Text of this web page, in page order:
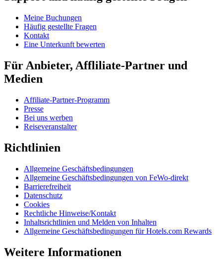
Meine Buchungen
Häufig gestellte Fragen
Kontakt
Eine Unterkunft bewerten
Für Anbieter, Affliliate-Partner und
Medien
Affiliate-Partner-Programm
Presse
Bei uns werben
Reiseveranstalter
Richtlinien
Allgemeine Geschäftsbedingungen
Allgemeine Geschäftsbedingungen von FeWo-direkt
Barrierefreiheit
Datenschutz
Cookies
Rechtliche Hinweise/Kontakt
Inhaltsrichtlinien und Melden von Inhalten
Allgemeine Geschäftsbedingungen für Hotels.com Rewards
Weitere Informationen